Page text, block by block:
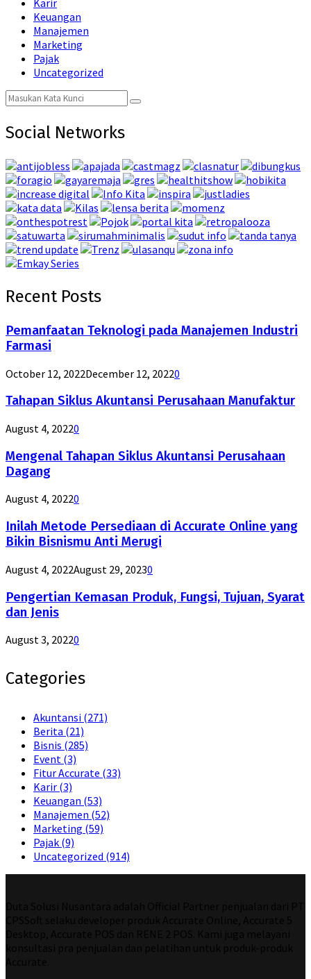
Keuangan
Manajemen
Marketing
Pajak
Uncategorized
Search
for:
Search
Social Networks
Recent Posts
Pemanfaatan Teknologi pada Manajemen Industri
Farmasi
October 12, 2022December 12, 20220
Tahapan Siklus Akuntansi Perusahaan Manufaktur
August 4, 20220
Mengenal Tahapan Siklus Akuntansi Perusahaan
Dagang
August 4, 20220
Inilah Metode Persediaan di Accurate Online yang
Bikin Bisnismu Anti Merugi
August 4, 2022August 29, 20230
Pengertian Kemasan Produk, Fungsi, Tujuan, Syarat
dan Jenis
August 3, 20220
Categories
Akuntansi (271)
Berita (21)
Bisnis (285)
Event (3)
Fitur Accurate (33)
Karir (3)
Keuangan (53)
Manajemen (52)
Marketing (59)
Pajak (9)
Uncategorized (914)